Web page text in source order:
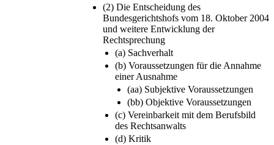
(2) Die Entscheidung des
Bundesgerichtshofs vom 18. Oktober 2004
und weitere Entwicklung der
Rechtsprechung
(a) Sachverhalt
(b) Voraussetzungen für die Annahme
einer Ausnahme
(aa) Subjektive Voraussetzungen
(bb) Objektive Voraussetzungen
(c) Vereinbarkeit mit dem Berufsbild
des Rechtsanwalts
(d) Kritik